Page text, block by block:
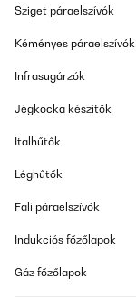
Sziget páraelszívók
Kéményes páraelszívók
Infrasugárzók
Jégkocka készítők
Italhűtők
Léghűtők
Fali páraelszívók
Indukciós főzőlapok
Gáz főzőlapok